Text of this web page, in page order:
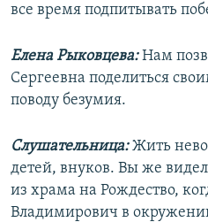
все время подпитывать
Елена Рыковцева:Нам
Сергеевна поделиться
поводу безумия.
Слушательница:Жить
детей, внуков. Вы же
из храма на Рождество,
Владимирович в